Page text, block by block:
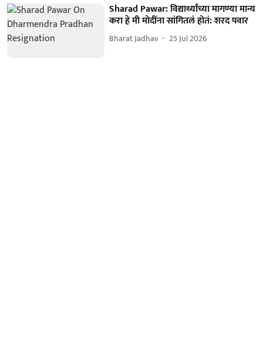
Sharad Pawar: विद्यार्थ्यांच्या मागण्या मान्य
करा हे मी मोदींना सांगितलं होतं: शरद पवार
Bharat Jadhav 25 Jul 2026